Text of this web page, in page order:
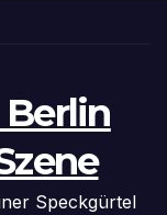
Speckgürtel